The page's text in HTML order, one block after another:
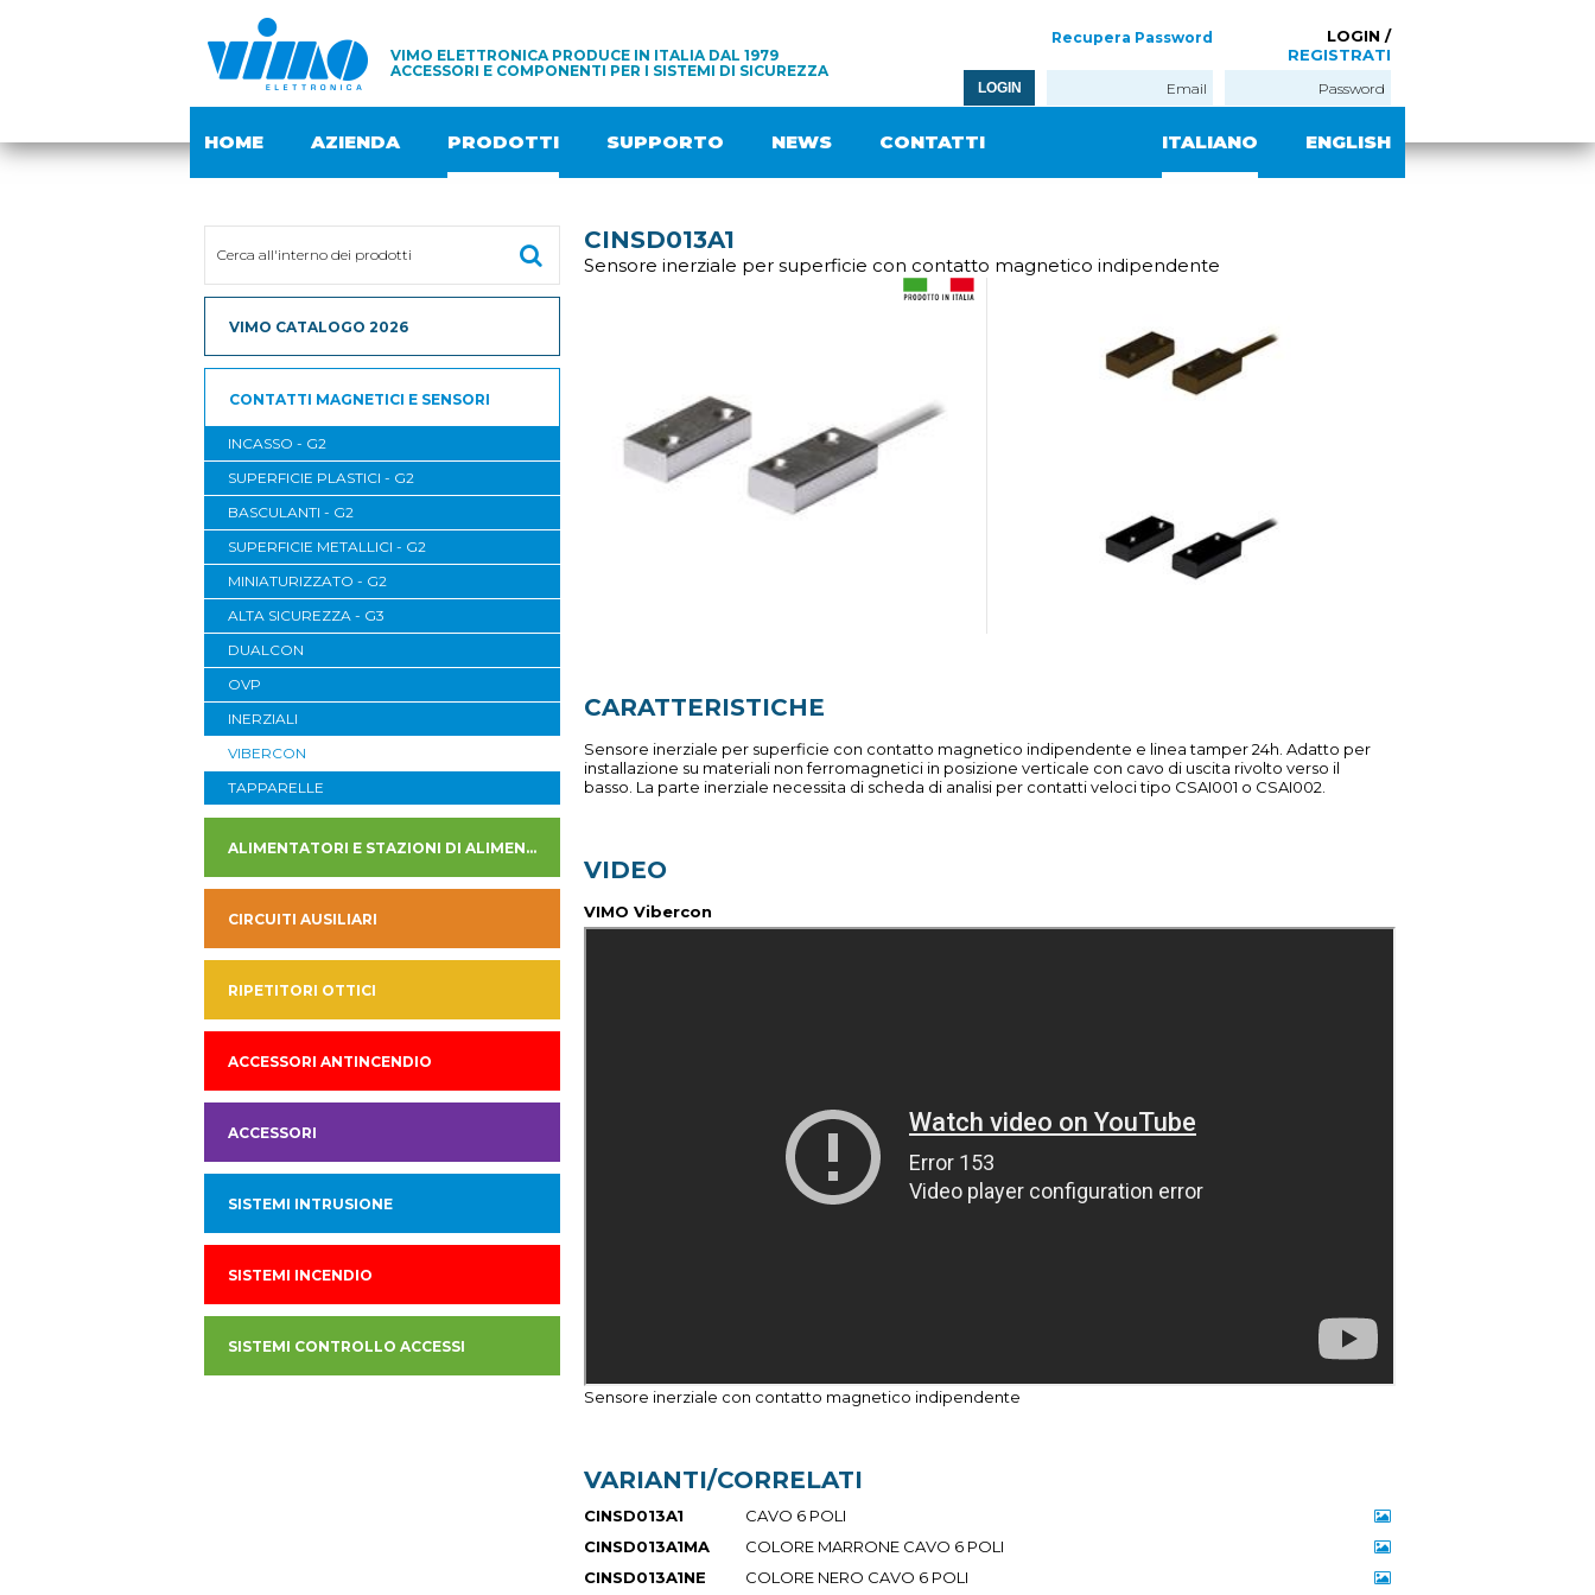
VIMO ELETTRONICA PRODUCE IN ITALIA DAL 1979
ACCESSORI E COMPONENTI PER I SISTEMI DI SICUREZZA
LOGIN /
REGISTRATI
Recupera Password
LOGIN
HOME AZIENDA PRODOTTI SUPPORTO NEWS CONTATTI ENGLISH
ITALIANO
VIMO CATALOGO 2026
CONTATTI MAGNETICI E SENSORI
INCASSO - G2
SUPERFICIE PLASTICI - G2
BASCULANTI - G2
SUPERFICIE METALLICI - G2
MINIATURIZZATO - G2
ALTA SICUREZZA - G3
DUALCON
OVP
INERZIALI
VIBERCON
TAPPARELLE
ALIMENTATORI E STAZIONI DI ALIMENTAZIONE
CIRCUITI AUSILIARI
RIPETITORI OTTICI
ACCESSORI ANTINCENDIO
ACCESSORI
SISTEMI INTRUSIONE
SISTEMI INCENDIO
SISTEMI CONTROLLO ACCESSI
CINSD013A1
Sensore inerziale per superficie con contatto magnetico indipendente
CARATTERISTICHE
Sensore inerziale per superficie con contatto magnetico indipendente e linea tamper 24h. Adatto per
installazione su materiali non ferromagnetici in posizione verticale con cavo di uscita rivolto verso il
basso. La parte inerziale necessita di scheda di analisi per contatti veloci tipo CSAI001 o CSAI002.
VIDEO
VIMO Vibercon
Sensore inerziale con contatto magnetico indipendente
VARIANTI/CORRELATI
CINSD013A1
CAVO 6 POLI
CINSD013A1MA
COLORE MARRONE CAVO 6 POLI
CINSD013A1NE
COLORE NERO CAVO 6 POLI